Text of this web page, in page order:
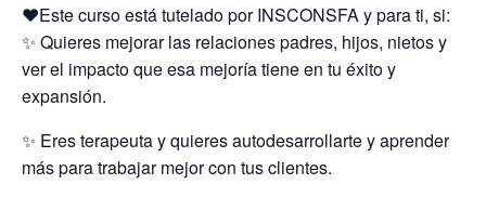
❤️Este curso está tutelado por INSCONSFA y para ti, si:
✨ Quieres mejorar las relaciones padres, hijos, nietos y
ver el impacto que esa mejoría tiene en tu éxito y
expansión.
✨ Eres terapeuta y quieres autodesarrollarte y aprender
más para trabajar mejor con tus clientes.